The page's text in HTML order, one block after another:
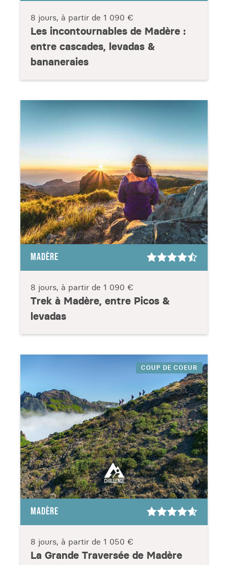
8 jours, à partir de 1 090 €
Les incontournables de Madère :
entre cascades, levadas &
bananeraies
MADÈRE
8 jours, à partir de 1 090 €
Trek à Madère, entre Picos &
levadas
COUP DE COEUR
MADÈRE
8 jours, à partir de 1 050 €
La Grande Traversée de Madère